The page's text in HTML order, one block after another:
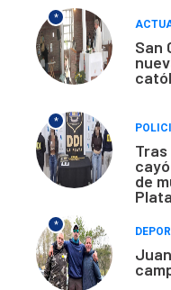
*
San
*
de
*